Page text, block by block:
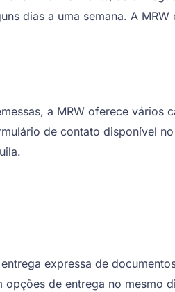
dias a uma semana. A
a MRW oferece
de contato disponível
expressa de
de entrega no mesmo